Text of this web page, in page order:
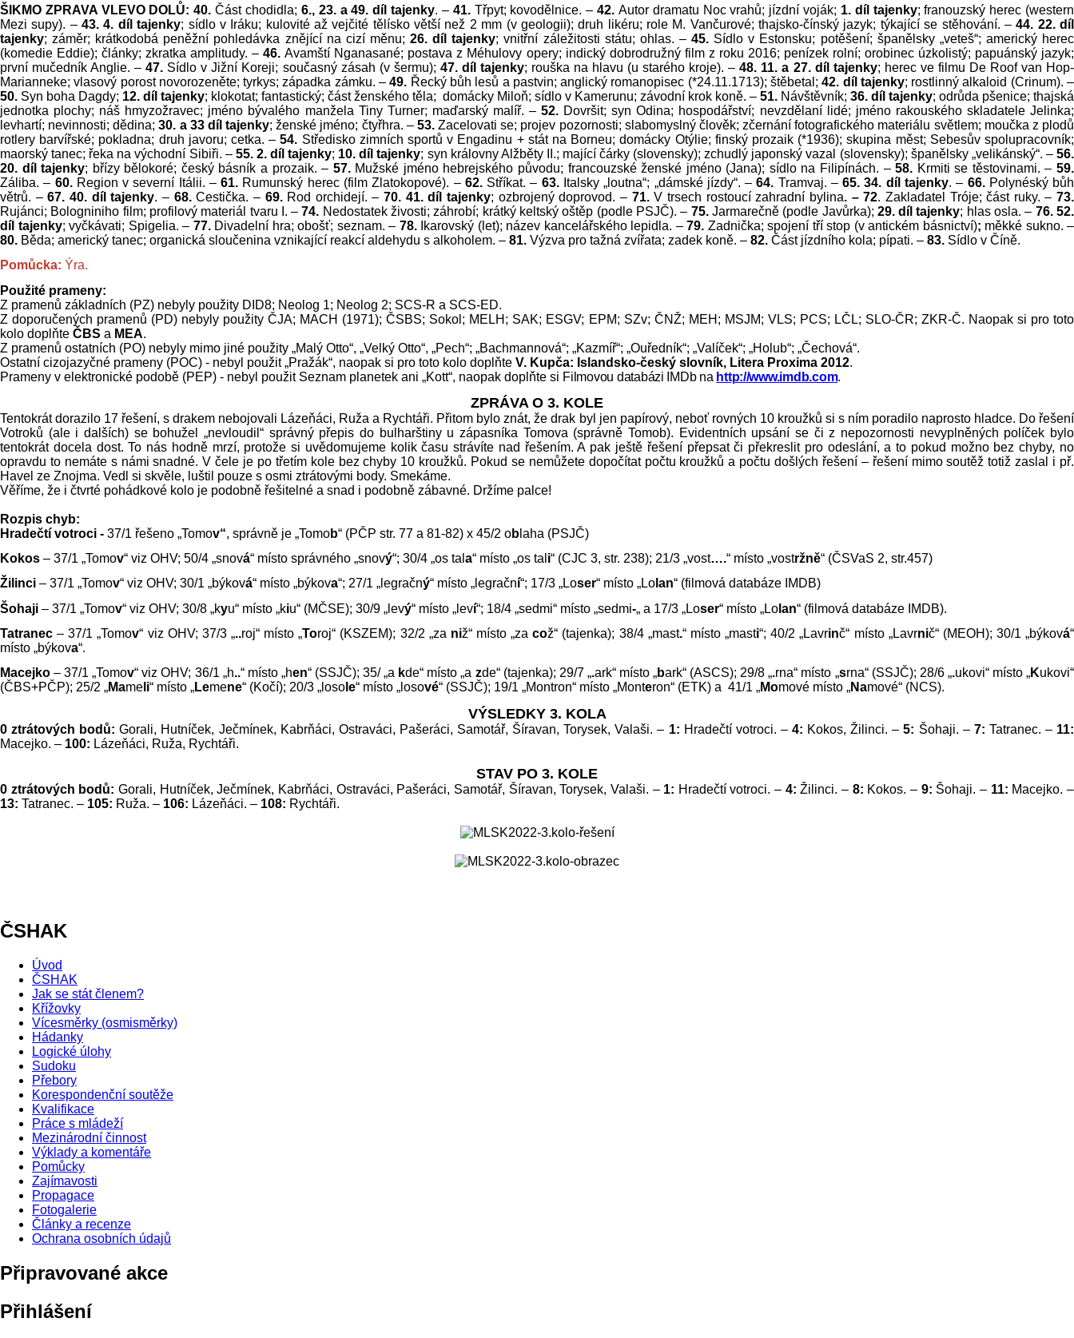
ŠIKMO ZPRAVA VLEVO DOLŮ: 40.Část chodidla; 6., 23. a 49. díl tajenky. –41. Třpyt; kovodělnice. –42. Autor dramatu Noc vrahů; jízdní voják; 1. díl tajenky; franouzský herec (western
Mezi supy). –43. 4. díl tajenky; sídlo v Iráku; kulovité až vejčité tělísko větší než 2 mm (v geologii); druh likéru; role M. Vančurové; thajsko-čínský jazyk; týkající se stěhování. –44. 22. díl
tajenky; záměr; krátkodobá peněžní pohledávka znějící na cizí měnu;26. díl tajenky; vnitřní záležitosti státu; ohlas. –45. Sídlo v Estonsku; potěšení; španělsky „veteš“; americký herec
(komedie Eddie); články; zkratka amplitudy. –46.Avamští Nganasané; postava z Méhulovy opery; indický dobrodružný film z roku 2016; penízek rolní; orobinec úzkolistý; papuánský jazyk;
první mučedník Anglie. –47. Sídlo v Jižní Koreji; současný zásah (v šermu); 47. díl tajenky; rouška na hlavu (u starého kroje). –48. 11. a 27. díl tajenky; herec ve filmu De Roof van Hop-
Marianneke; vlasový porost novorozeněte; tyrkys; západka zámku. –49. Řecký bůh lesů a pastvin; anglický romanopisec (*24.11.1713); štěbetal;42. díl tajenky; rostlinný alkaloid (Crinum). –
50. Syn boha Dagdy; 12. díl tajenky; klokotat; fantastický; část ženského těla; domácky Miloň; sídlo v Kamerunu; závodní krok koně. – 51. Návštěvník; 36. díl tajenky; odrůda pšenice; thajská
jednotka plochy; náš hmyzožravec; jméno bývalého manžela Tiny Turner; maďarský malíř. –52. Dovršit; syn Odina; hospodářství; nevzdělaní lidé; jméno rakouského skladatele Jelinka;
levhartí; nevinnosti; dědina;30. a 33 díl tajenky; ženské jméno; čtyřhra. – 53.Zacelovati se; projev pozornosti; slabomyslný člověk; zčernání fotografického materiálu světlem; moučka z plodů
rotlery barvířské; pokladna; druh javoru; cetka. –54. Středisko zimních sportů v Engadinu + stát na Borneu; domácky Otýlie; finský prozaik (*1936); skupina měst; Sebesův spolupracovník;
maorský tanec; řeka na východní Sibiři. – 55. 2. díl tajenky; 10. díl tajenky; syn královny Alžběty II.; mající čárky (slovensky); zchudlý japonský vazal (slovensky); španělsky „velikánský“. –56.
20. díl tajenky; břízy bělokoré; český básník a prozaik. – 57. Mužské jméno hebrejského původu; francouzské ženské jméno (Jana); sídlo na Filipínách. –58. Krmiti se těstovinami. –59.
Záliba. – 60. Region v severní Itálii. –61. Rumunský herec (film Zlatokopové). – 62. Stříkat. – 63. Italsky „loutna“; „dámské jízdy“. –64. Tramvaj. –65. 34. díl tajenky. – 66. Polynéský bůh
větrů. –67. 40. díl tajenky. –68.Cestička. – 69. Rod orchidejí. –70. 41. díl tajenky; ozbrojený doprovod. – 71.V trsech rostoucí zahradní bylina. – 72. Zakladatel Tróje; část ruky. –73.
Rujánci; Bologniniho film; profilový materiál tvaru I. –74. Nedostatek živosti; záhrobí; krátký keltský oštěp (podle PSJČ). – 75. Jarmarečně (podle Javůrka); 29. díl tajenky; hlas osla. – 76. 52.
díl tajenky; vyčkávati; Spigelia. – 77. Divadelní hra; obošť; seznam. – 78. Ikarovský (let); název kancelářského lepidla. – 79. Zadnička; spojení tří stop (v antickém básnictví); měkké sukno. –
80. Běda; americký tanec; organická sloučenina vznikající reakcí aldehydu s alkoholem. – 81. Výzva pro tažná zvířata; zadek koně. – 82. Část jízdního kola; pípati. – 83. Sídlo v Číně.
Pomůcka: Ýra.
Použité prameny:
Z pramenů základních (PZ) nebyly použity DID8; Neolog 1; Neolog 2; SCS-R a SCS-ED.
Z doporučených pramenů (PD) nebyly použity ČJA; MACH (1971); ČSBS; Sokol; MELH; SAK; ESGV; EPM; SZv; ČNŽ; MEH; MSJM; VLS; PCS; LČL; SLO-ČR; ZKR-Č. Naopak si pro toto
kolo doplňte ČBS a MEA.
Z pramenů ostatních (PO) nebyly mimo jiné použity „Malý Otto“, „Velký Otto“, „Pech“; „Bachmannová“; „Kazmíř“; „Ouředník“; „Valíček“; „Holub“; „Čechová“.
Ostatní cizojazyčné prameny (POC) - nebyl použit „Pražák“, naopak si pro toto kolo doplňte V. Kupča: Islandsko-český slovník, Litera Proxima 2012.
Prameny v elektronické podobě (PEP) - nebyl použit Seznam planetek ani „Kott“, naopak doplňte si Filmovou databázi IMDb na http://www.imdb.com.
ZPRÁVA O 3. KOLE
Tentokrát dorazilo 17 řešení, s drakem nebojovali Lázeňáci, Ruža a Rychtáři. Přitom bylo znát, že drak byl jen papírový, neboť rovných 10 kroužků si s ním poradilo naprosto hladce. Do řešení
Votroků (ale i dalších) se bohužel „nevloudil“ správný přepis do bulharštiny u zápasníka Tomova (správně Tomob). Evidentních upsání se či z nepozornosti nevyplněných políček bylo
tentokrát docela dost. To nás hodně mrzí, protože si uvědomujeme kolik času strávíte nad řešením. A pak ještě řešení přepsat či překreslit pro odeslání, a to pokud možno bez chyby, no
opravdu to nemáte s námi snadné. V čele je po třetím kole bez chyby 10 kroužků. Pokud se nemůžete dopočítat počtu kroužků a počtu došlých řešení – řešení mimo soutěž totiž zaslal i př.
Havel ze Znojma. Vedl si skvěle, luštil pouze s osmi ztrátovými body. Smekáme.
Věříme, že i čtvrté pohádkové kolo je podobně řešitelné a snad i podobně zábavné. Držíme palce!
Rozpis chyb:
Hradečtí votroci - 37/1 řešeno „Tomov“, správně je „Tomob“ (PČP str. 77 a 81-82) x 45/2 ob laha (PSJČ)
Kokos – 37/1 „Tomov“ viz OHV; 50/4 „snová“ místo správného „snový“; 30/4 „os tal a“ místo „os tal i“ (CJC 3, str. 238); 21/3 „vost….“ místo „vostržně“ (ČSVaS 2, str.457)
Žilinci – 37/1 „Tomov“ viz OHV; 30/1 „býková“ místo „býkova“; 27/1 „legračný“ místo „legrační“; 17/3 „Loser“ místo „Lo lan“ (filmová databáze IMDB)
Šohaji – 37/1 „Tomov“ viz OHV; 30/8 „kyu“ místo „kiu“ (MČSE); 30/9 „levý“ místo „leví“; 18/4 „sedmi“ místo „sedmi-„ a 17/3 „Loser“ místo „Lo lan“ (filmová databáze IMDB).
Tatranec – 37/1 „Tomov“ viz OHV; 37/3 „..roj“ místo „Toroj“ (KSZEM); 32/2 „za niž“ místo „zacož“ (tajenka); 38/4 „mast.“ místo „masti“; 40/2 „Lavrinč“ místo „Lavrnič“ (MEOH); 30/1 „býková“
místo „býkova“.
Macejko – 37/1 „Tomov“ viz OHV; 36/1 „h..“ místo „hen“ (SSJČ); 35/ „a kde“ místo „a zde“ (tajenka); 29/7 „.ark“ místo „bark“ (ASCS); 29/8 „.rna“ místo „srna“ (SSJČ); 28/6 „.ukovi“ místo „Kukovi“
(ČBS+PČP); 25/2 „Mame li“ místo „Lemene“ (Kočí); 20/3 „loso le“ místo „losové“ (SSJČ); 19/1 „Montron“ místo „Monteron“ (ETK) a 41/1 „Momové místo „Namové“ (NCS).
VÝSLEDKY 3. KOLA
0 ztrátových bodů:Gorali, Hutníček, Ječmínek, Kabrňáci, Ostraváci, Pašeráci, Samotář, Šíravan, Torysek, Valaši. – 1: Hradečtí votroci. – 4: Kokos, Žilinci. –5: Šohaji. – 7: Tatranec. – 11:
Macejko. – 100: Lázeňáci, Ruža, Rychtáři.
STAV PO 3. KOLE
0 ztrátových bodů: Gorali, Hutníček, Ječmínek, Kabrňáci, Ostraváci, Pašeráci, Samotář, Šíravan, Torysek, Valaši. – 1: Hradečtí votroci. – 4: Žilinci. – 8: Kokos. – 9: Šohaji. – 11: Macejko. –
13: Tatranec. – 105: Ruža. – 106: Lázeňáci. – 108: Rychtáři.
ČSHAK
Úvod
ČSHAK
Jak se stát členem?
Křížovky
Vícesměrky (osmisměrky)
Hádanky
Logické úlohy
Sudoku
Přebory
Korespondenční soutěže
Kvalifikace
Práce s mládeží
Mezinárodní činnost
Výklady a komentáře
Pomůcky
Zajímavosti
Propagace
Fotogalerie
Články a recenze
Ochrana osobních údajů
Připravované akce
Přihlášení